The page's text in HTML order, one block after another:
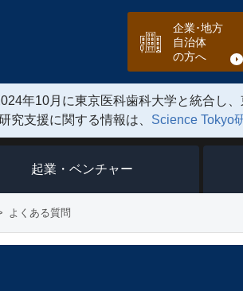
企業･地方
自治体
の方へ
年10月に東京医科歯科大学と統合し
究支援に関する情報は、 Science Tokyo
起業・ベンチャー
よくある質問